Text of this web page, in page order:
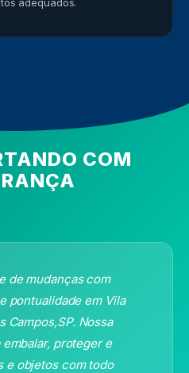
COM
de mudanças com
pontualidadeem Vila
Campos,SP. Nossa
proteger e
e objetos com todo